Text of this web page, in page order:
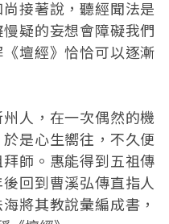
接著說，聽經聞法是
疑的妄想會障礙我們
壇經》恰恰可以逐漸
人，在一次偶然的機
是心生嚮往，不久便
師。惠能得到五祖傳
回到曹溪弘傳直指人
將其教說彙編成書，